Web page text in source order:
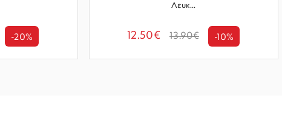
-20%
Λευκ...
12.50€ 13.90€ -10%